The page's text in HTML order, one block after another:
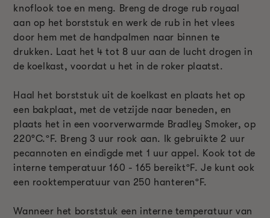
knoflook toe en meng. Breng de droge rub royaal
aan op het borststuk en werk de rub in het vlees
door hem met de handpalmen naar binnen te
drukken. Laat het 4 tot 8 uur aan de lucht drogen in
de koelkast, voordat u het in de roker plaatst.
Haal het borststuk uit de koelkast en plaats het op
een bakplaat, met de vetzijde naar beneden, en
plaats het in een voorverwarmde Bradley Smoker, op
220°C.ºF. Breng 3 uur rook aan. Ik gebruikte 2 uur
pecannoten en eindigde met 1 uur appel. Kook tot de
interne temperatuur 160 - 165 bereiktºF. Je kunt ook
een rooktemperatuur van 250 hanterenºF.
Wanneer het borststuk een interne temperatuur van